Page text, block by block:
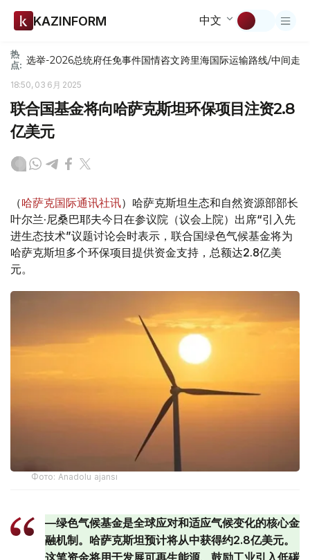
KAZINFORM 中文
热
点: 选举-2026总统府任免事件国情咨文跨里海国际运输路线/中间走廊
18:50, 03 6月 2025
联合国基金将向哈萨克斯坦环保项目注资2.8
亿美元
（哈萨克国际通讯社讯）哈萨克斯坦生态和自然资源部部长
叶尔兰·尼桑巴耶夫今日在参议院（议会上院）出席“引入先
进生态技术”议题讨论会时表示，联合国绿色气候基金将为
哈萨克斯坦多个环保项目提供资金支持，总额达2.8亿美
元。
Фото: Anadolu ajansı
—绿色气候基金是全球应对和适应气候变化的核心金
融机制。哈萨克斯坦预计将从中获得约2.8亿美元。